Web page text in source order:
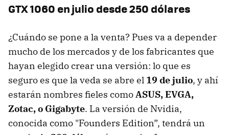
GTX 1060 en julio desde 250 dólares
¿Cuándo se pone a la venta? Pues va a depender
mucho de los mercados y de los fabricantes que
hayan elegido crear una versión: lo que es
seguro es que la veda se abre el 19 de julio, y ahí
estarán nombres fieles comoASUS, EVGA,
Zotac, o Gigabyte. La versión de Nvidia,
conocida como "Founders Edition”, tendrá un